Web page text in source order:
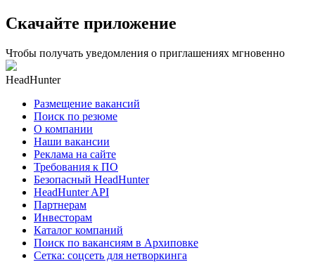
Скачайте приложение
Чтобы получать уведомления о приглашениях мгновенно
HeadHunter
Размещение вакансий
Поиск по резюме
О компании
Наши вакансии
Реклама на сайте
Требования к ПО
Безопасный HeadHunter
HeadHunter API
Партнерам
Инвесторам
Каталог компаний
Поиск по вакансиям в Архиповке
Сетка: соцсеть для нетворкинга